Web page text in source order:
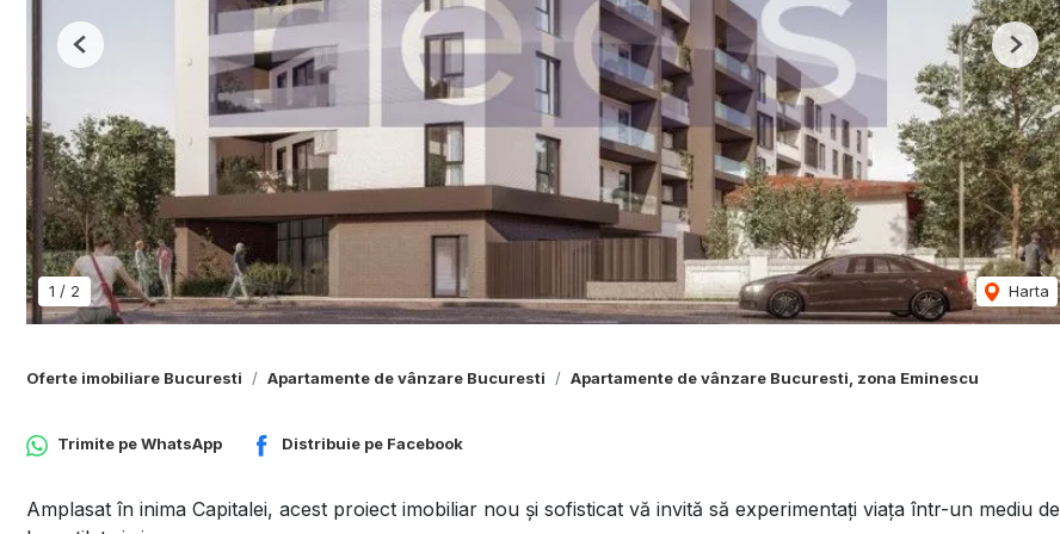
1 / 2 Harta
Previous Next
Oferte imobiliare Bucuresti Apartamente de vânzare Bucuresti Apartamente de vânzare Bucuresti, zona Eminescu
Trimite peWhatsApp Distribuie pe Facebook
Amplasat în inima Capitalei, acest proiect imobiliar nou și sofisticat vă invită să experimentați viața într-un mediu de